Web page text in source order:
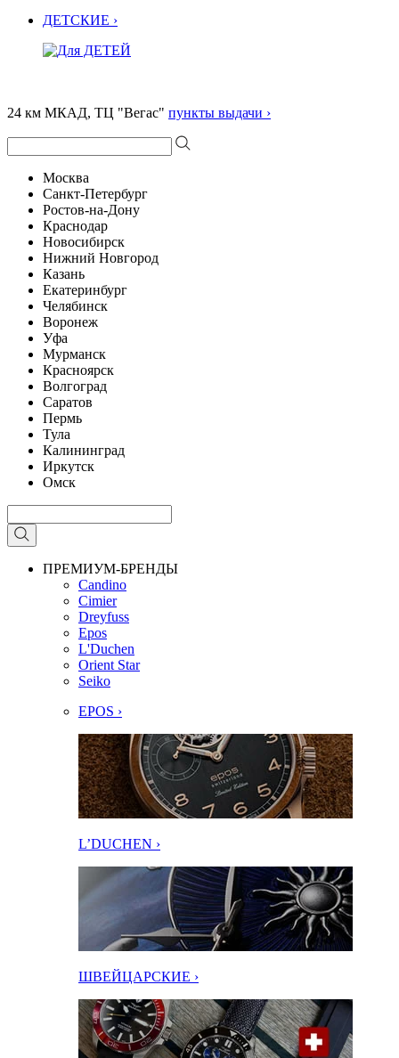
ДЕТСКИЕ ›
24 км МКАД, ТЦ "Вегас" пункты выдачи ›
Москва
Санкт-Петербург
Ростов-на-Дону
Краснодар
Новосибирск
Нижний Новгород
Казань
Екатеринбург
Челябинск
Воронеж
Уфа
Мурманск
Красноярск
Волгоград
Саратов
Пермь
Тула
Калининград
Иркутск
Омск
ПРЕМИУМ-БРЕНДЫ
Candino
Cimier
Dreyfuss
Epos
L'Duchen
Orient Star
Seiko
EPOS ›
L’DUCHEN ›
ШВЕЙЦАРСКИЕ ›